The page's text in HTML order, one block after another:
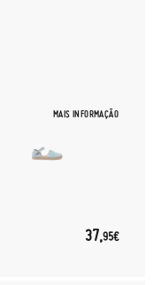
MAIS INFORMAÇÃO
37,95€